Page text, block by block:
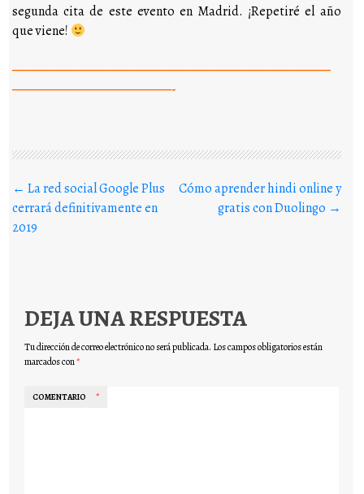
segunda cita de este evento en Madrid. ¡Repetiré el año
que viene!
————————————————————————————
——————————————-
Buscar en los posts
← La red social Google Plus
cerrará definitivamente en
2019
Cómo aprender hindi online y
gratis con Duolingo →
DEJA UNA RESPUESTA
Tu dirección de correo electrónico no será publicada. Los campos obligatorios están
marcados con*
COMENTARIO *